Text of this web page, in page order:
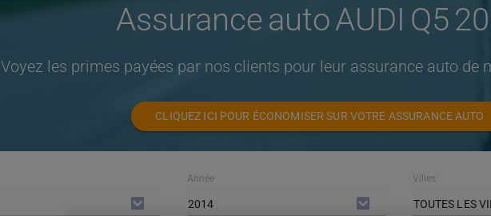
Assurance auto AUDI Q5
Voyez les primes payées par nos clients pour leur assurance auto de
CLIQUEZ ICI POUR ÉCONOMISER SUR VOTRE ASSURANCE AUTO
Année
2014
Villes
TOUTES LES